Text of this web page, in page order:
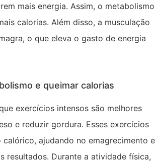
mais energia. Assim, o metabolismo
calorias. Além disso, a musculação
o que eleva o gasto de energia
e queimar calorias
exercícios intensos são melhores
e reduzir gordura. Esses exercícios
calórico, ajudando no emagrecimento e
resultados. Durante a atividade física,